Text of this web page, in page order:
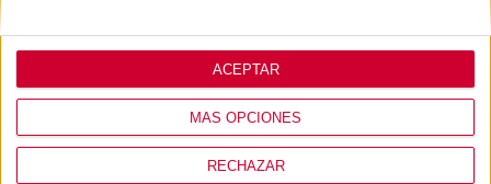
MÁS OPCIONES
RECHAZAR
ACEPTAR